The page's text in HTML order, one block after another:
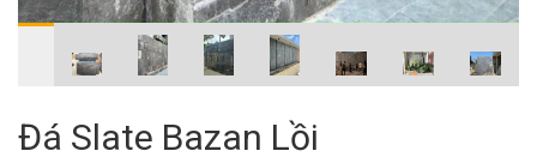
Đá Slate Bazan Lồi